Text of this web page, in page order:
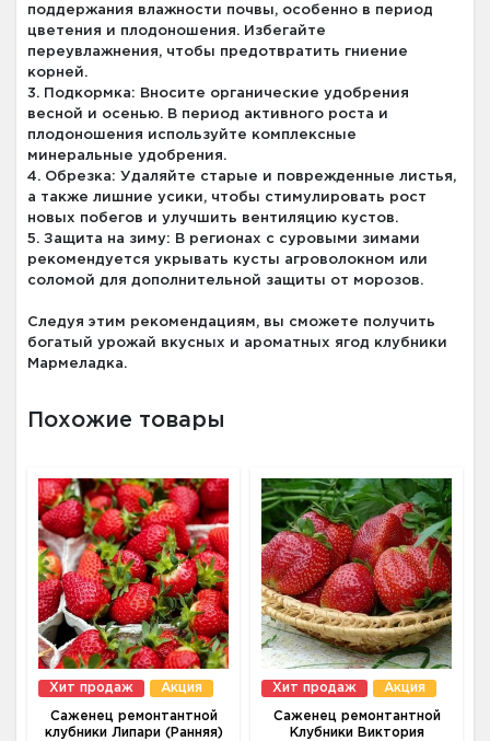
поддержания влажности почвы, особенно в период
цветения и плодоношения. Избегайте
переувлажнения, чтобы предотвратить гниение
корней.
3. Подкормка: Вносите органические удобрения
весной и осенью. В период активного роста и
плодоношения используйте комплексные
минеральные удобрения.
4. Обрезка: Удаляйте старые и поврежденные листья,
а также лишние усики, чтобы стимулировать рост
новых побегов и улучшить вентиляцию кустов.
5. Защита на зиму: В регионах с суровыми зимами
рекомендуется укрывать кусты агроволокном или
соломой для дополнительной защиты от морозов.
Следуя этим рекомендациям, вы сможете получить
богатый урожай вкусных и ароматных ягод клубники
Мармеладка.
Похожие товары
Хит продаж Акция
Саженец ремонтантной
клубники Липари (Ранняя)
Хит продаж Акция
Саженец ремонтантной
Клубники Виктория